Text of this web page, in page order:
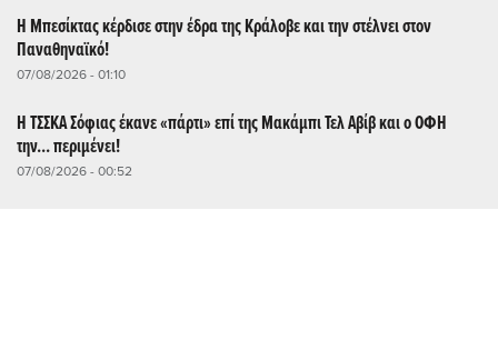
Η Μπεσίκτας κέρδισε στην έδρα της Κράλοβε και την στέλνει στον
Παναθηναϊκό!
07/08/2026 - 01:10
Η ΤΣΣΚΑ Σόφιας έκανε «πάρτι» επί της Μακάμπι Τελ Αβίβ και ο ΟΦΗ
την... περιμένει!
07/08/2026 - 00:52